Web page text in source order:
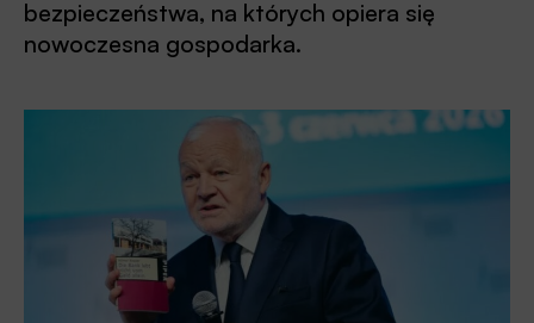
bezpieczeństwa, na których opiera się
nowoczesna gospodarka.